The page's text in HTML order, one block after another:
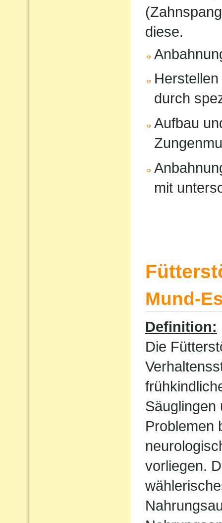
diese.
durch
Aufbau
mit
Mund-
Definition:
Die
Säuglingen
Problemen
vorliegen.